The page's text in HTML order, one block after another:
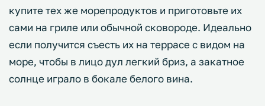
купите тех же морепродуктов и приготовьте их
сами на гриле или обычной сковороде. Идеально
если получится съесть их на террасе с видом на
море, чтобы в лицо дул легкий бриз, а закатное
солнце играло в бокале белого вина.